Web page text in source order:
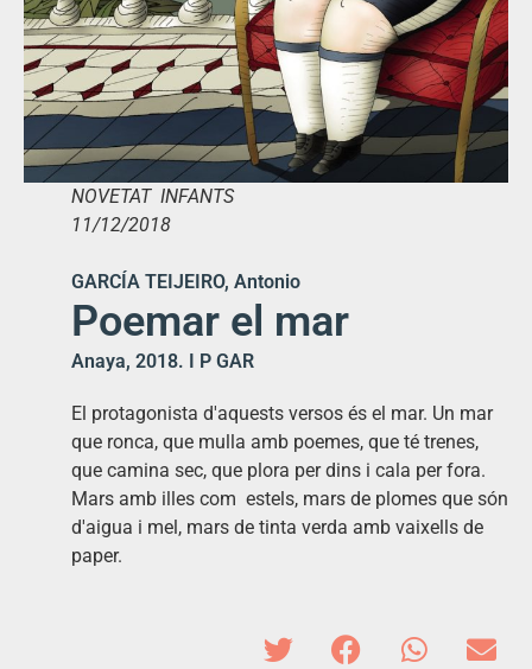
NOVETAT INFANTS
11/12/2018
GARCÍA TEIJEIRO, Antonio
Poemar el mar
Anaya, 2018. I P GAR
El protagonista d'aquests versos és el mar. Un mar
que ronca, que mulla amb poemes, que té trenes,
que camina sec, que plora per dins i cala per fora.
Mars amb illes com estels, mars de plomes que són
d'aigua i mel, mars de tinta verda amb vaixells de
paper.